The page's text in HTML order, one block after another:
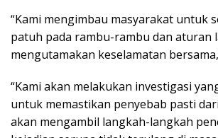
“Kami mengimbau masyarakat untuk
patuh pada rambu-rambu dan aturan
mengutamakan keselamatan
“Kami akan melakukan investigasi
untuk memastikan penyebab pasti
akan mengambil langkah-langkah